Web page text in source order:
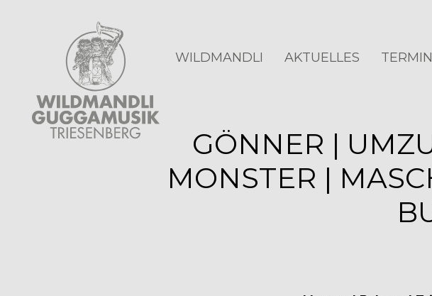
WILDMANDLI AKTUELLES
GÖNNER |
MONSTER |